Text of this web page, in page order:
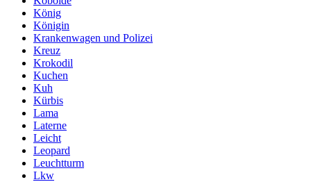
König
Königin
Krankenwagen und Polizei
Kreuz
Krokodil
Kuchen
Kuh
Kürbis
Lama
Laterne
Leicht
Leopard
Leuchtturm
Lkw